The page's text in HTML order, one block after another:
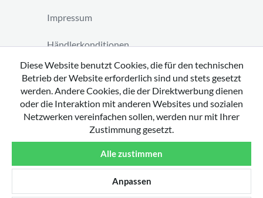
Impressum
Händlerkonditionen
Vertrag widerrufen
Diese Website benutzt Cookies, die für den technischen
Betrieb der Website erforderlich sind und stets gesetzt
werden. Andere Cookies, die der Direktwerbung dienen
oder die Interaktion mit anderen Websites und sozialen
Netzwerken vereinfachen sollen, werden nur mit Ihrer
Zustimmung gesetzt.